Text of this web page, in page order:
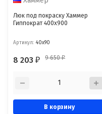
Люк под покраску Хаммер
Гиппократ 400x900
Артикул: 40x90
8 203₽ 9 650₽
В корзину